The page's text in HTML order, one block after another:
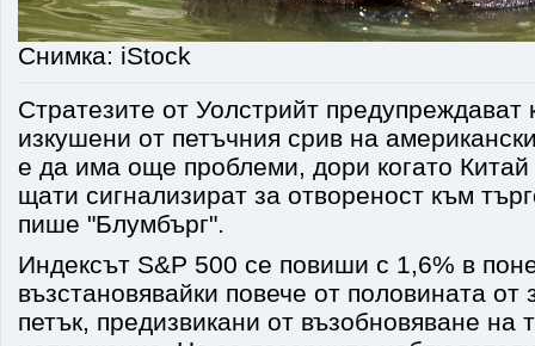
Снимка: iStock
Стратезите от Уолстрийт предупреждават
изкушени от петъчния срив на
е да има още проблеми, дори когато
щати сигнализират за отвореност към
пише "Блумбърг".
Индексът S&P 500 се повиши с 1,6% в
възстановявайки повече от половината от
петък, предизвикани от възобновяване на